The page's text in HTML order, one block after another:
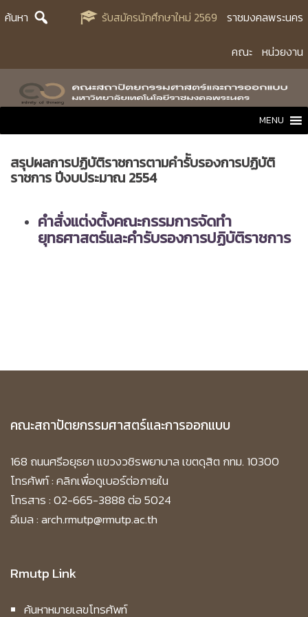
Skipค้นหา รับสมัครนักศึกษาใหม่ 2569 ราชมงคลพระนคร
คณะ หน่วยงาน
MENU
สรุปผลการปฏิบัติราชการตามคำรัับรองการปฏิบัติ
ราชการ ปีงบประมาณ 2554
คำสั่งแต่งตั้งคณะกรรมการจัดทำ
ยุทธศาสตร์และคำรับรองการปฏิบัติราชการ
คณะสถาปัตยกรรมศาสตร์และการออกแบบ
168 ถนนศรีอยุธยา แขวงวชิรพยาบาล เขตดุสิต กทม. 10300
โทรศัพท์ :คลิกเพื่อดูเบอร์ต่อภายใน
โทรสาร : 02-665-3888 ต่อ 5024
อีเมล : arch.rmutp@rmutp.ac.th
Rmutp Link
ค้นหาหมายเลขโทรศัพท์